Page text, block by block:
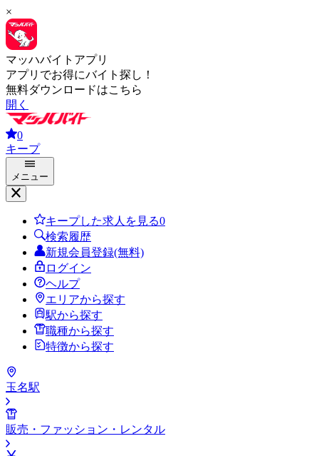
×
マッハバイトアプリ
アプリでお得にバイト探し！
無料ダウンロードはこちら
開く
0
キープ
メニュー
キープした求人を見る0
検索履歴
新規会員登録(無料)
ログイン
ヘルプ
エリアから探す
駅から探す
職種から探す
特徴から探す
玉名駅
販売・ファッション・レンタル